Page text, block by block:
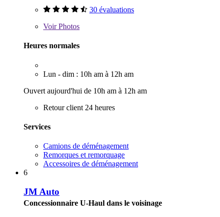
30 évaluations
VoirPhotos
Heures normales
Lun - dim : 10h am à 12h am
Ouvert aujourd'hui de 10h am à 12h am
Retour client 24 heures
Services
Camions de déménagement
Remorques et remorquage
Accessoires de déménagement
6
JM Auto
Concessionnaire U-Haul dans le voisinage